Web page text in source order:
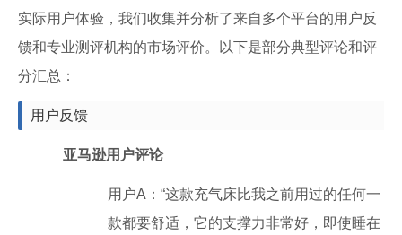
实际用户体验，我们收集并分析了来自多个平台的用户反
馈和专业测评机构的市场评价。以下是部分典型评论和评
分汇总：
用户反馈
亚马逊用户评论
用户A：“这款充气床比我之前用过的任何一
款都要舒适，它的支撑力非常好，即使睡在